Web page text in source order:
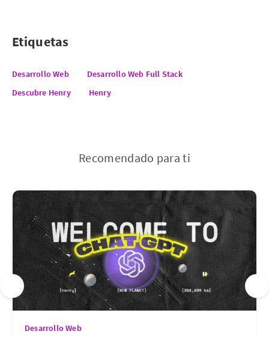
Etiquetas
Desarrollo Web
Desarrollo Web Full Stack
Descubre Henry
Henry
Recomendado para ti
Desarrollo Web